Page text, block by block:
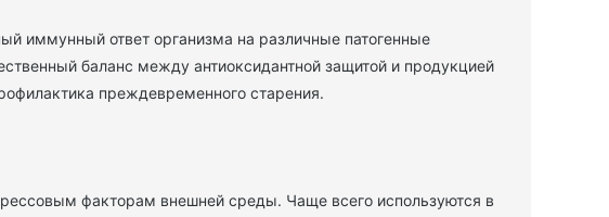
иммунный ответ организма на различные патогенные
баланс между антиоксидантной защитой и продукцией
преждевременного старения.
факторам внешней среды. Чаще всего используются в